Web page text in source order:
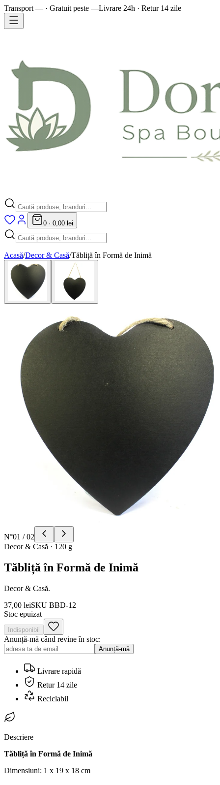
Transport — · Gratuit peste —Livrare 24h · Retur 14 zile
0 · 0,00 lei
Acasă/Decor & Casă/Tăbliță în Formă de Inimă
N°01 /02
Decor & Casă · 120 g
Tăbliță în Formă de Inimă
Decor & Casă.
37,00 leiSKU BBD-12
Stoc epuizat
Indisponibil
Anunță-mă când revine în stoc:
Anunță-mă
Livrare rapidă
Retur 14 zile
Reciclabil
Descriere
Tăbliță în Formă de Inimă
Dimensiuni: 1 x 19 x 18 cm